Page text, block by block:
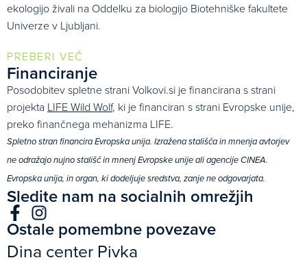
ekologijo živali na Oddelku za biologijo Biotehniške fakultete
Univerze v Ljubljani.
PREBERI VEČ
Financiranje
Posodobitev spletne strani Volkovi.si je financirana s strani
projekta LIFE Wild Wolf, ki je financiran s strani Evropske unije,
preko finančnega mehanizma LIFE.
Spletno stran financira Evropska unija. Izražena stališča in mnenja avtorjev
ne odražajo nujno stališč in mnenj Evropske unije ali agencije CINEA.
Evropska unija, in organ, ki dodeljuje sredstva, zanje ne odgovarjata.
Sledite nam na socialnih omrežjih
Ostale pomembne povezave
Dina center Pivka